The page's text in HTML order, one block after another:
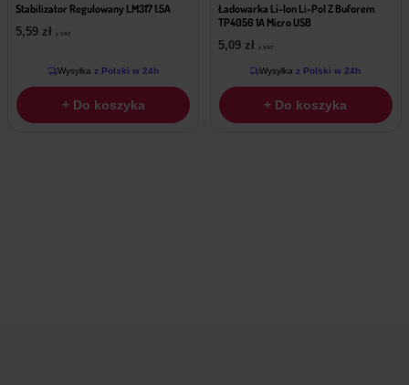
Stabilizator Regulowany LM317 1.5A
5,59 zł z VAT
Wysyłka z Polski w 24h
+ Do koszyka
Ładowarka Li-Ion Li-Pol Z Buforem
TP4056 1A Micro USB
5,09 zł z VAT
Wysyłka z Polski w 24h
+ Do koszyka